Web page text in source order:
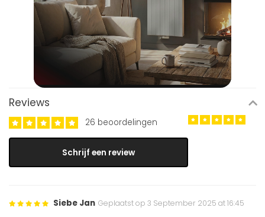
Reviews
26 beoordelingen
Schrijf een review
Siebe Jan Geplaatst op 3 September 2025 at 16:45